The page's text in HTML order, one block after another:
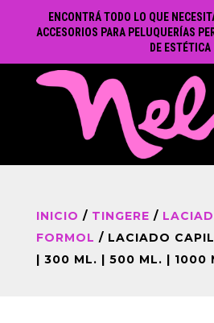
ENCONTRÁ TODO LO QUE
ACCESORIOS PARA PELUQUERÍAS
DE ESTÉTICA
INICIO / TINGERE /
FORMOL / LACIADO
| 300 ML. | 500 ML. | 1000